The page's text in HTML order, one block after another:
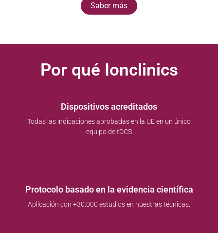
Saber más
Por qué Ionclinics
Dispositivos acreditados
Todas las indicaciones aprobadas en la UE en un único
equipo de tDCS
Protocolo basado en la evidencia científica
Aplicación con +30.000 estudios en nuestras técnicas.